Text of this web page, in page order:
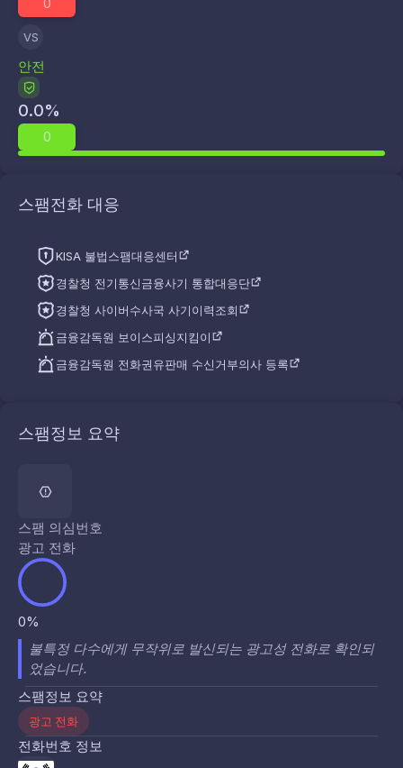
VS
안전
0.0%
0
스팸전화 대응
KISA 불법스팸대응센터
경찰청 전기통신금융사기 통합대응단
경찰청 사이버수사국 사기이력조회
금융감독원 보이스피싱지킴이
금융감독원 전화권유판매 수신거부의사 등록
스팸정보 요약
스팸 의심번호
광고 전화
0%
불특정 다수에게 무작위로 발신되는 광고성 전화로 확인되
었습니다.
스팸정보 요약
광고 전화
전화번호 정보